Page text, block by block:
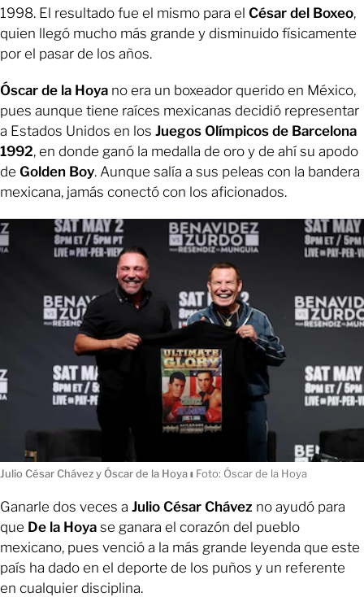
1998. El resultado fue el mismo para el César del Boxeo,
quien llegó mucho más grande y disminuido físicamente
por el pasar de los años.
Óscar de la Hoya no era un boxeador querido en México,
pues aunque tiene raíces mexicanas decidió representar
a Estados Unidos en los Juegos Olímpicos de Barcelona
1992, en donde ganó la medalla de oro y de ahí su apodo
de Golden Boy. Aunque salía a sus peleas con la bandera
mexicana, jamás conectó con los aficionados.
Julio César Chávez y Óscar de la Hoyaı Foto: Óscar de la Hoya
Ganarle dos veces a Julio César Chávez no ayudó para
que De la Hoya se ganara el corazón del pueblo
mexicano, pues venció a la más grande leyenda que este
país ha dado en el deporte de los puños y un referente
en cualquier disciplina.